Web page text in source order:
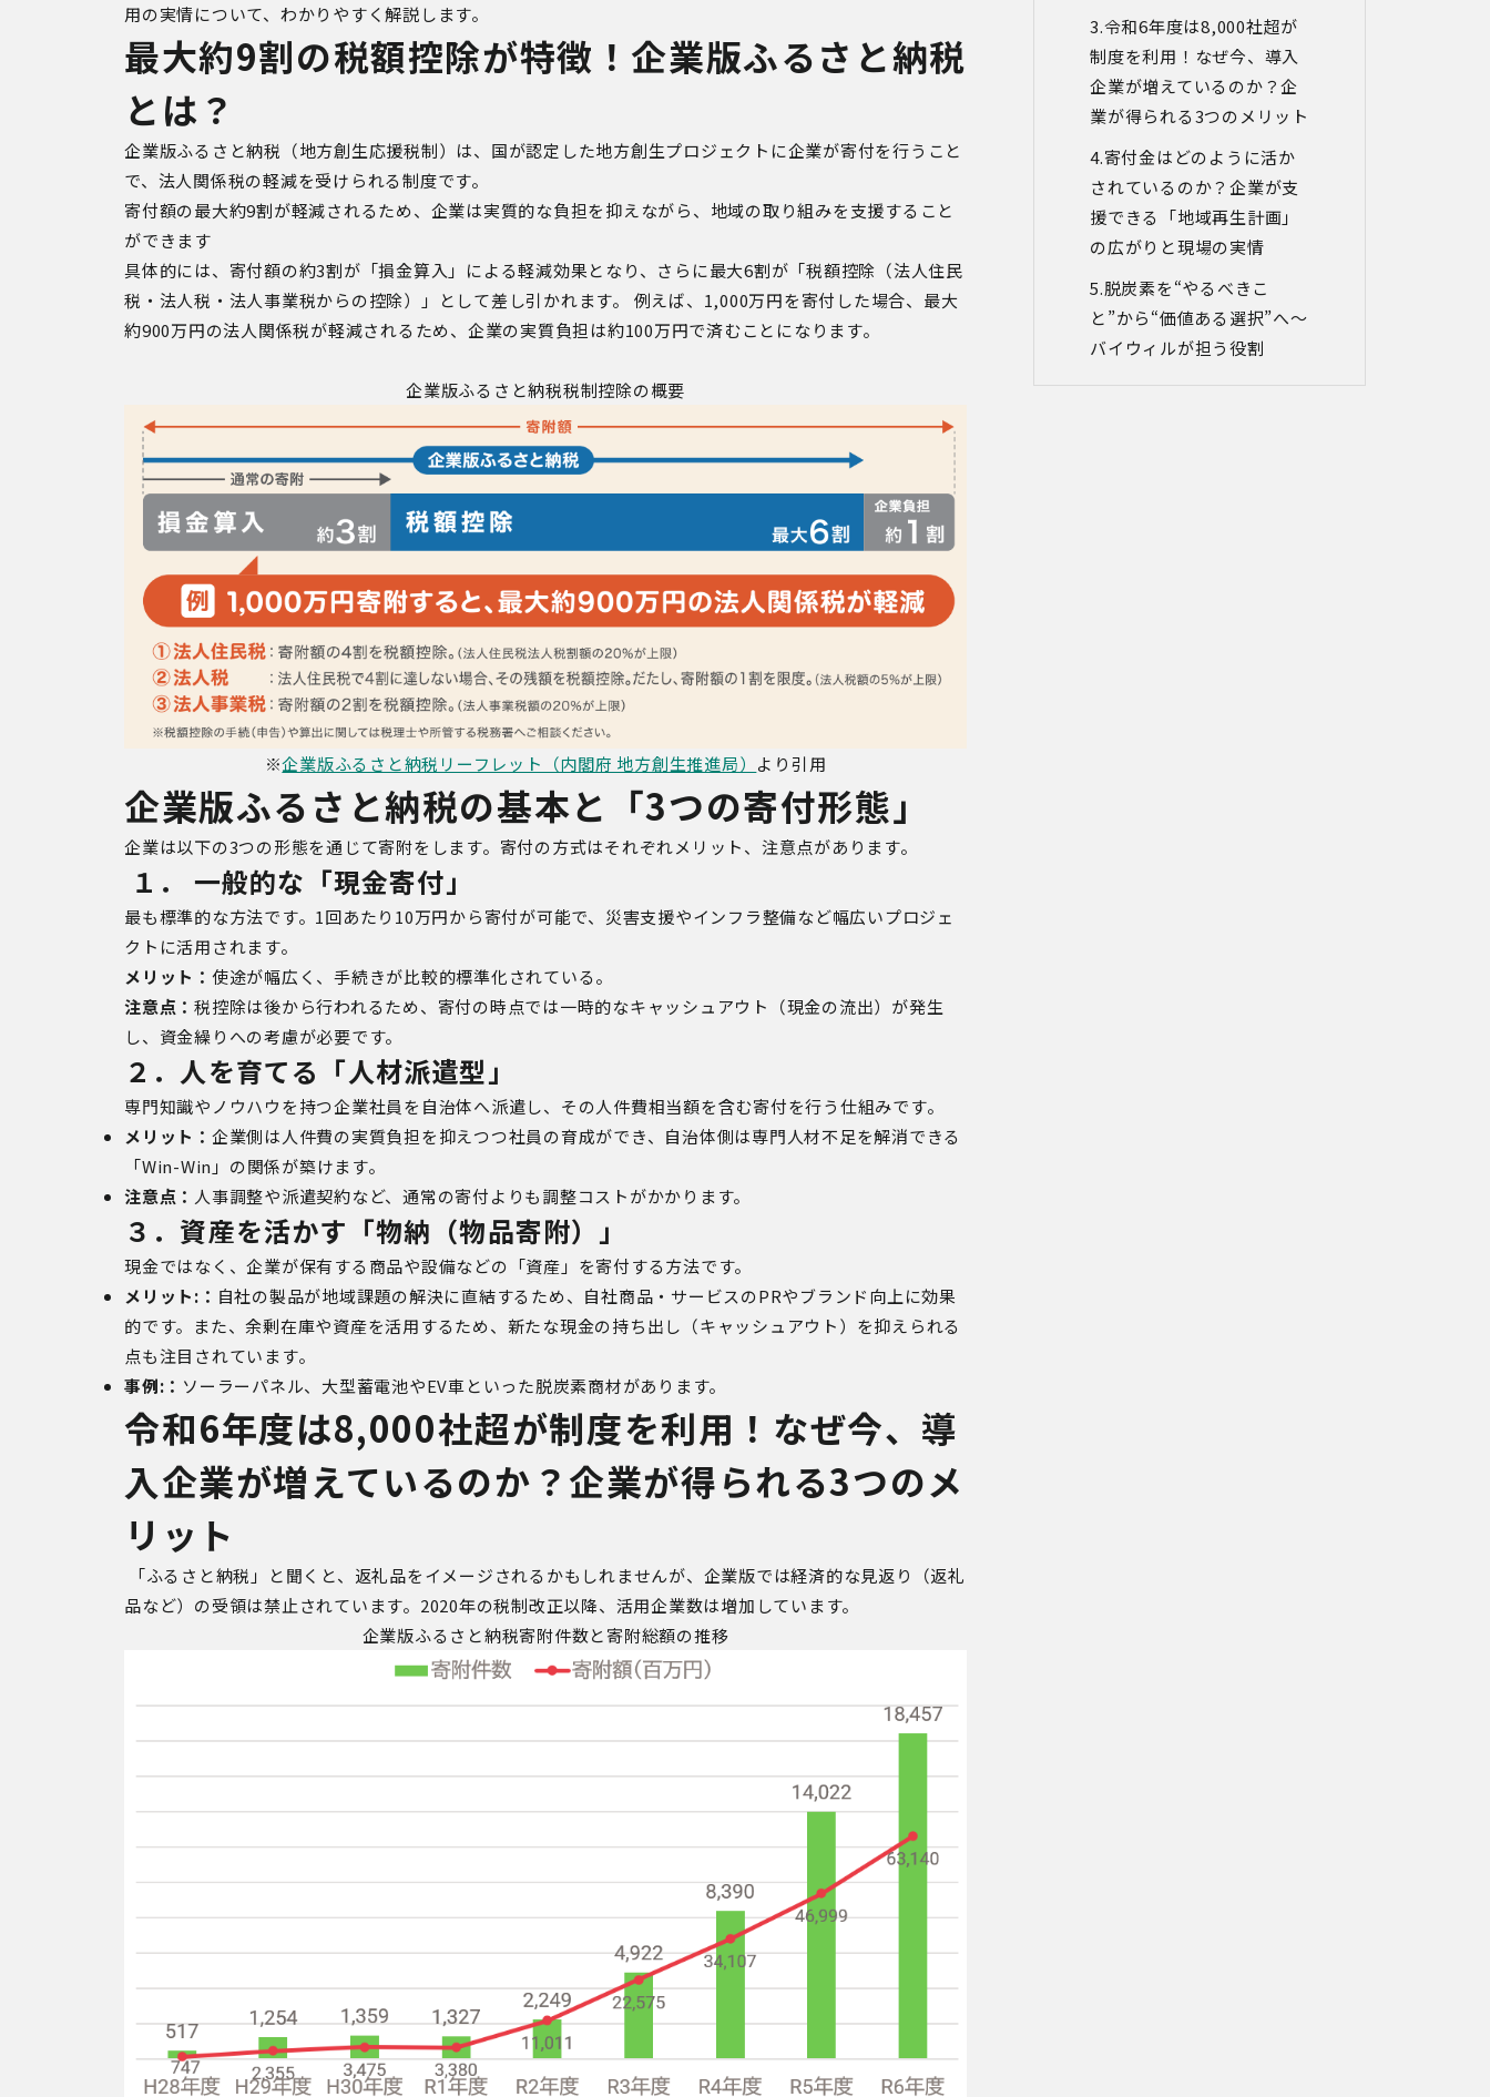
用の実情について、わかりやすく解説します。
最大約9割の税額控除が特徴！企業版ふるさと納税
とは？
企業版ふるさと納税（地方創生応援税制）は、国が認定した地方創生プロジェクトに企業が寄付を行うこと
で、法人関係税の軽減を受けられる制度です。
寄付額の最大約9割が軽減されるため、企業は実質的な負担を抑えながら、地域の取り組みを支援すること
ができます
具体的には、寄付額の約3割が「損金算入」による軽減効果となり、さらに最大6割が「税額控除（法人住民
税・法人税・法人事業税からの控除）」として差し引かれます。
例えば、 1,000万円を寄付した場合、最大
約900万円の法人関係税が軽減されるため、企業の実質負担は約100万円で済むことになります。
企業版ふるさと納税税制控除の概要
※企業版ふるさと納税リーフレット（内閣府 地方創生推進局） より引用
企業版ふるさと納税の基本と「3つの寄付形態」
企業は以下の3つの形態を通じて寄附をします。寄付の方式はそれぞれメリット、注意点があります。
１． 一般的な「現金寄付」
最も標準的な方法です。 1回あたり 10万円から寄付が可能で、災害支援やインフラ整備など幅広いプロジェ
クトに活用されます。
メリット： 使途が幅広く、手続きが比較的標準化されている。
注意点： 税控除は後から行われるため、寄付の時点では一時的なキャッシュアウト（現金の流出）が発生
し、資金繰りへの考慮が必要です。
２．人を育てる「人材派遣型」
専門知識やノウハウを持つ企業社員を自治体へ派遣し、その人件費相当額を含む寄付を行う仕組みです。
メリット： 企業側は人件費の実質負担を抑えつつ社員の育成ができ、自治体側は専門人材不足を解消できる
「Win-Win 」の関係が築けます。
注意点： 人事調整や派遣契約など、通常の寄付よりも調整コストがかかります。
３．資産を活かす「物納（物品寄附）」
現金ではなく、企業が保有する商品や設備などの「資産」を寄付する方法です。
メリット:： 自社の製品が地域課題の解決に直結するため、自社商品・サービスのPRやブランド向上に効果
的です。また、余剰在庫や資産を活用するため、新たな現金の持ち出し（キャッシュアウト）を抑えられる
点も注目されています。
事例:： ソーラーパネル、大型蓄電池やEV車といった脱炭素商材があります。
令和6年度は8,000社超が制度を利用！なぜ今、導
入企業が増えているのか？企業が得られる3つのメ
リット
「ふるさと納税」と聞くと、返礼品をイメージされるかもしれませんが、企業版では経済的な見返り（返礼
品など）の受領は禁止されています。 2020年の税制改正以降、活用企業数は増加しています。
企業版ふるさと納税寄附件数と寄附総額の推移
・統計資料の作成のため
4.第三者への提供
当社は、イベントやセミナーにて取得し
た個人情報につき、以下の内容に従って
お、本人の同意がある場合及び法令の定
めによる場合を除いて、以下の内容以外
で当社が取り扱う個人情報を第三者に提
供することはありません。
(1)提供先
(2)提供される個人情報の内容
会社名・所属団体等の名称、所属名、役
メールアドレス、その他イベント・セミ
令和6年度は8,000社超が
制度を利用！なぜ今、導入
企業が増えているのか？企
業が得られる3つのメリット
寄付金はどのように活か
されているのか？ 企業が支
援できる「地域再生計画」
の広がりと現場の実情
脱炭素を“やるべきこ
と”から“価値ある選択”へ～
バイウィルが担う役割